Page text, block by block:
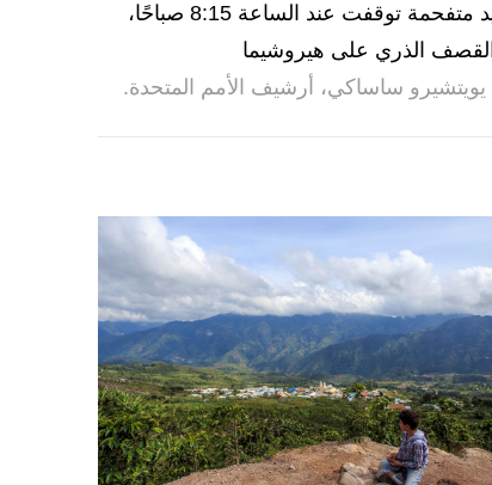
ساعة يد متفحمة توقفت عند الساعة 8:15 صباحًا،
الذري على هيروشيما
ساساكي، أرشيف الأمم المتحدة.